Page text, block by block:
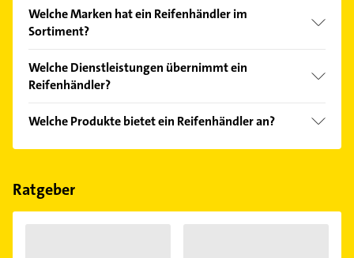
Bitte beachten Sie, dass diese an Sonn- und
Feiertagen abweichen können.
Welche Marken hat ein Reifenhändler im
Sortiment?
Good Year, Michelin und ZEUS.
Welche Dienstleistungen übernimmt ein
Reifenhändler?
Auswuchten, Pannenschutztechnologien und
Reparaturen.
Welche Produkte bietet ein Reifenhändler an?
Das Angebot umfasst unter anderem Gebrauchte
Ratgeber